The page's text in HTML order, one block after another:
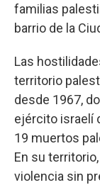
familias
barrio de la
Las
territorio
desde 1967,
ejército israelí
19 muertos
En su
violencia sin